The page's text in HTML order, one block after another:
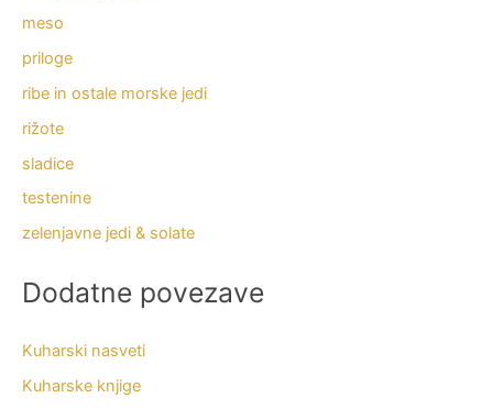
meso
priloge
ribe in ostale morske jedi
rižote
sladice
testenine
zelenjavne jedi & solate
Dodatne povezave
Kuharski nasveti
Kuharske knjige